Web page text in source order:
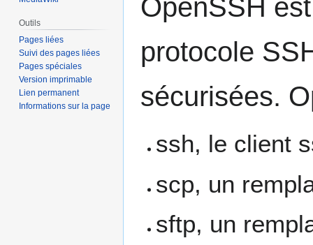
à
à
OpenSSH
protocole
sécurisées.
ssh, le client
scp, un
sftp, un
Outils
Pages liées
Suivi des pages liées
Pages spéciales
Version imprimable
Lien permanent
Informations sur la page